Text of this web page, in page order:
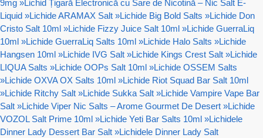
9mg »Lichid Țigară Electronică cu Sare de Nicotină – Nic Salt E-
Liquid »Lichide ARAMAX Salt »Lichide Big Bold Salts »Lichide Don
Cristo Salt 10ml »Lichide Fizzy Juice Salt 10ml »Lichide GuerraLiq
10ml »Lichide GuerraLiq Salts 10ml »Lichide Halo Salts »Lichide
Hangsen 10ml »Lichide IVG Salt »Lichide Kings Crest Salt »Lichide
LIQUA Salts »Lichide OOPs Salt 10ml »Lichide OSSEM Salts
»Lichide OXVA OX Salts 10ml »Lichide Riot Squad Bar Salt 10ml
»Lichide Ritchy Salt »Lichide Sukka Salt »Lichide Vampire Vape Bar
Salt »Lichide Viper Nic Salts – Arome Gourmet De Desert »Lichide
VOZOL Salt Prime 10ml »Lichide Yeti Bar Salts 10ml »Lichidele
Dinner Lady Dessert Bar Salt »Lichidele Dinner Lady Salt